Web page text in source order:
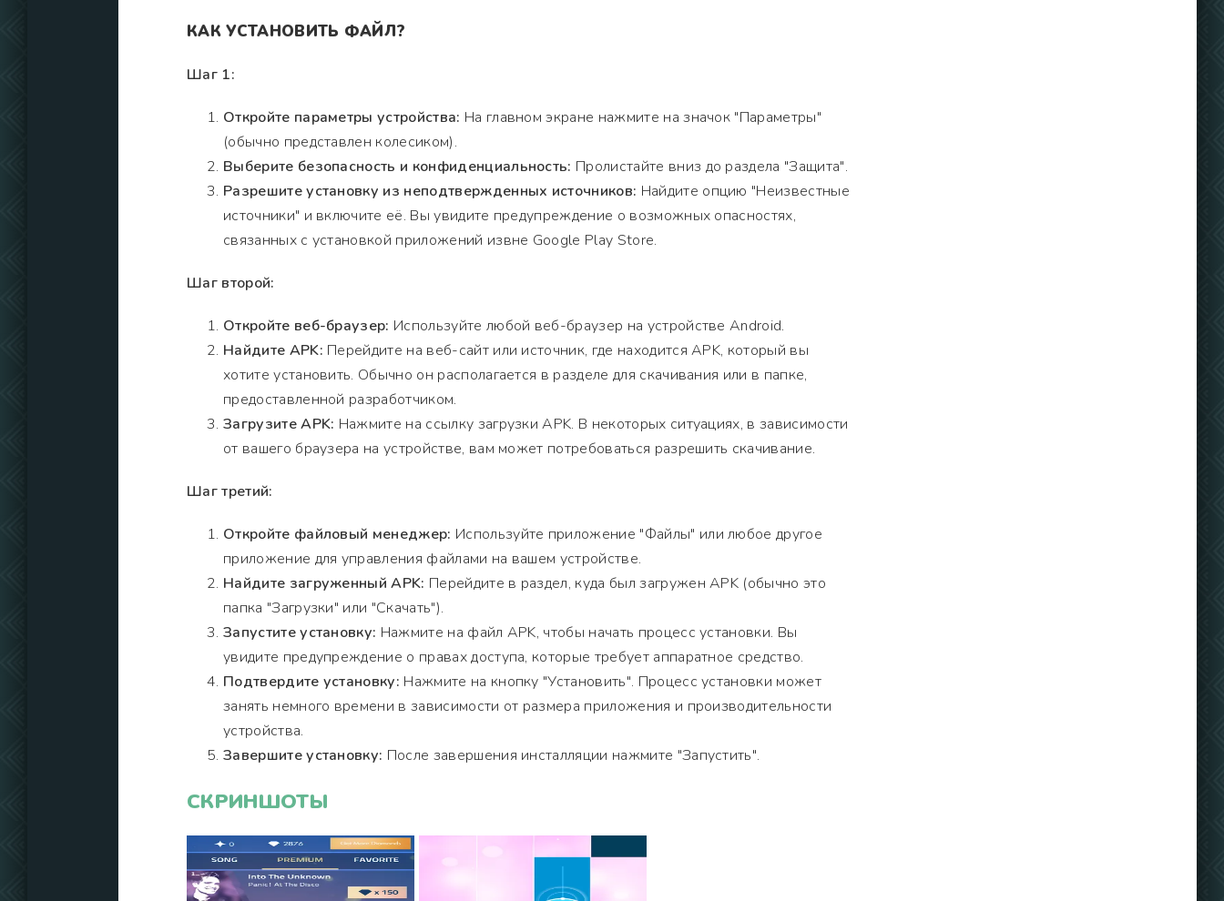
КАК УСТАНОВИТЬ ФАЙЛ?
Шаг 1:
Откройте параметры устройства: На главном экране нажмите на значок "Параметры"
(обычно представлен колесиком).
Выберите безопасность и конфиденциальность: Пролистайте вниз до раздела "Защита".
Разрешите установку из неподтвержденных источников: Найдите опцию "Неизвестные
источники" и включите её. Вы увидите предупреждение о возможных опасностях,
связанных с установкой приложений извне Google Play Store.
Шаг второй:
Откройте веб-браузер: Используйте любой веб-браузер на устройстве Android.
Найдите APK: Перейдите на веб-сайт или источник, где находится APK, который вы
хотите установить. Обычно он располагается в разделе для скачивания или в папке,
предоставленной разработчиком.
Загрузите APK: Нажмите на ссылку загрузки APK. В некоторых ситуациях, в зависимости
от вашего браузера на устройстве, вам может потребоваться разрешить скачивание.
Шаг третий:
Откройте файловый менеджер: Используйте приложение "Файлы" или любое другое
приложение для управления файлами на вашем устройстве.
Найдите загруженный APK: Перейдите в раздел, куда был загружен APK (обычно это
папка "Загрузки" или "Скачать").
Запустите установку: Нажмите на файл APK, чтобы начать процесс установки. Вы
увидите предупреждение о правах доступа, которые требует аппаратное средство.
Подтвердите установку: Нажмите на кнопку "Установить". Процесс установки может
занять немного времени в зависимости от размера приложения и производительности
устройства.
Завершите установку: После завершения инсталляции нажмите "Запустить".
СКРИНШОТЫ